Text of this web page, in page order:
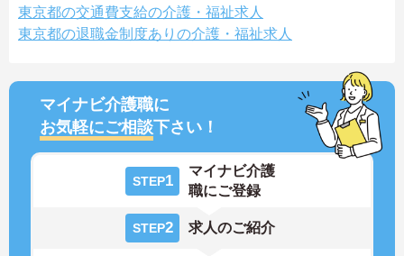
東京都の交通費支給の介護・福祉求人
東京都の退職金制度ありの介護・福祉求人
マイナビ介護職に
お気軽にご相談下さい！
STEP1
マイナビ介護
職にご登録
STEP2 求人のご紹介